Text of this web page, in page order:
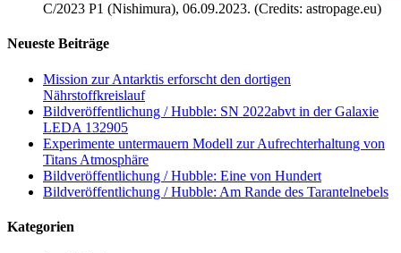
C/2023 P1 (Nishimura), 06.09.2023. (Credits: astropage.eu)
Neueste Beiträge
Mission zur Antarktis erforscht den dortigen
Nährstoffkreislauf
Bildveröffentlichung / Hubble: SN 2022abvt in der Galaxie
LEDA 132905
Experimente untermauern Modell zur Aufrechterhaltung von
Titans Atmosphäre
Bildveröffentlichung / Hubble: Eine von Hundert
Bildveröffentlichung / Hubble: Am Rande des Tarantelnebels
Kategorien